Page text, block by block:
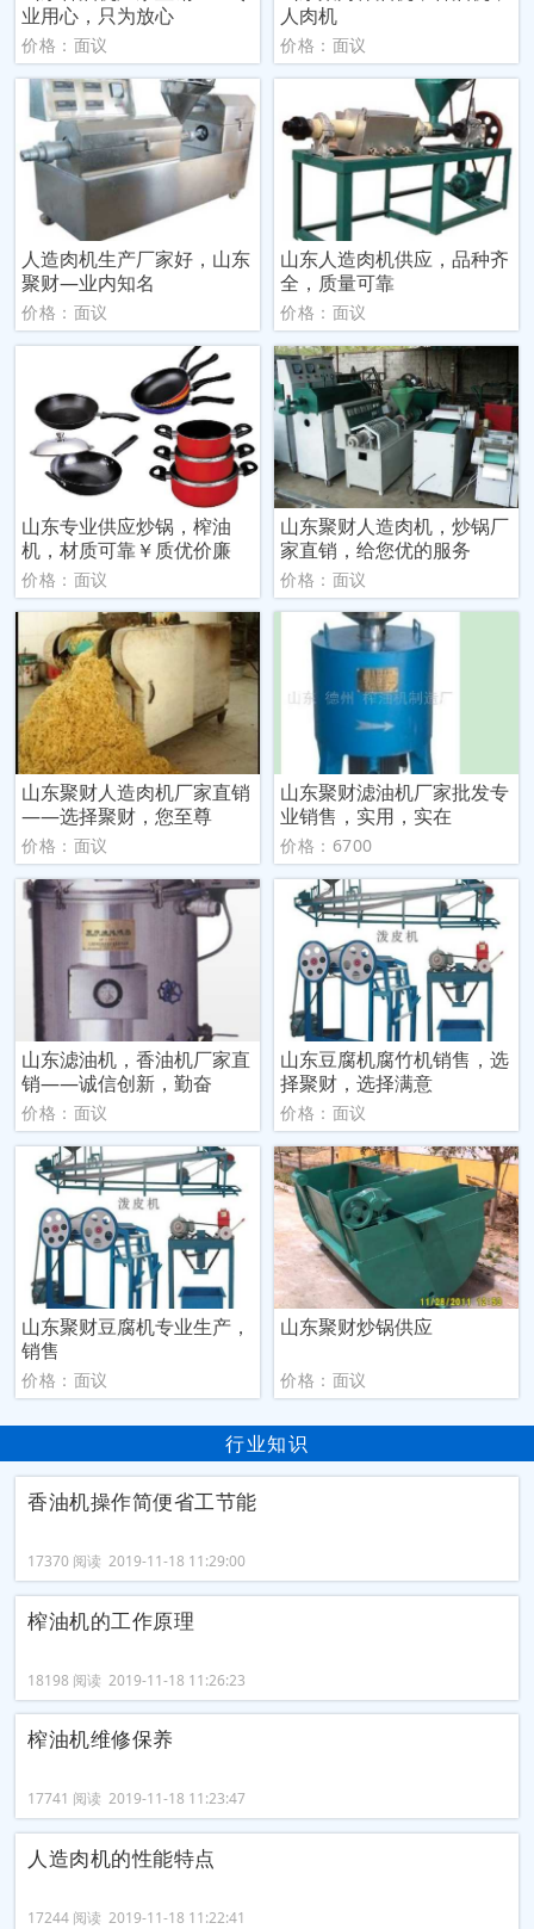
业用心，只为放心
价格：面议
人肉机
价格：面议
人造肉机生产厂家好，山东
聚财—业内知名
价格：面议
山东人造肉机供应，品种齐
全，质量可靠
价格：面议
山东专业供应炒锅，榨油
机，材质可靠￥质优价廉
价格：面议
山东聚财人造肉机，炒锅厂
家直销，给您优的服务
价格：面议
山东聚财人造肉机厂家直销
——选择聚财，您至尊
价格：面议
山东聚财滤油机厂家批发专
业销售，实用，实在
价格：6700
山东滤油机，香油机厂家直
销——诚信创新，勤奋
价格：面议
山东豆腐机腐竹机销售，选
择聚财，选择满意
价格：面议
山东聚财豆腐机专业生产，
销售
价格：面议
山东聚财炒锅供应
价格：面议
行业知识
香油机操作简便省工节能
17370 阅读 2019-11-18 11:29:00
榨油机的工作原理
18198 阅读 2019-11-18 11:26:23
榨油机维修保养
17741 阅读 2019-11-18 11:23:47
人造肉机的性能特点
17244 阅读 2019-11-18 11:22:41